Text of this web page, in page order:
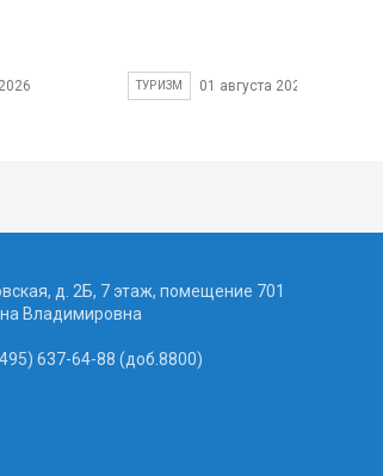
ТУРИЗМ 01 августа 2026
д. 2Б, 7 этаж, помещение 701
Владимировна
637-64-88 (доб.8800)